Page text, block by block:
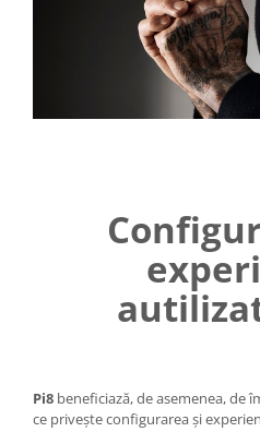
Pi8 beneficiază, de asemenea, de
ce privește configurarea și